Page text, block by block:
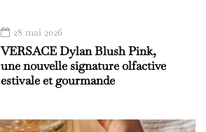
28 mai 2026
VERSACE Dylan Blush Pink,
une nouvelle signature olfactive
estivale et gourmande